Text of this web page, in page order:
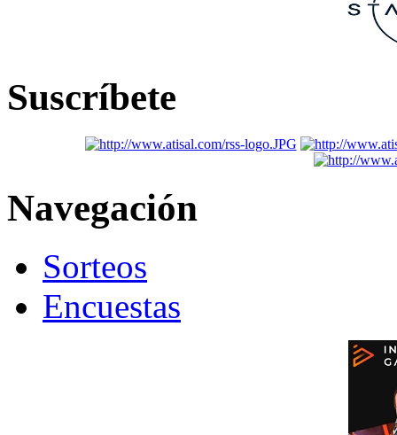
Suscríbete
Navegación
Sorteos
Encuestas